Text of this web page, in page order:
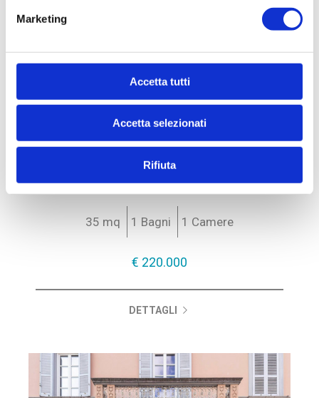
Marketing
Accetta tutti
Accetta selezionati
Rifiuta
APPARTAMENTO IN VENDITA A REDDITO - V.LE
Via DevotoAPPARTAMENTO RISTRUTTURATO ED
ARREDATO A NUOVO A REDDITOProponiamo...
35 mq 1 Bagni 1 Camere
€ 220.000
DETTAGLI